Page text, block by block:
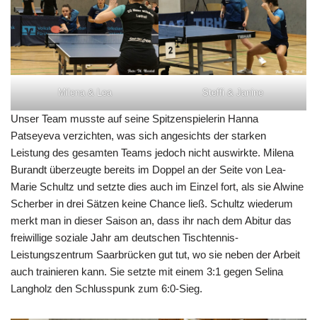
Milena & Lea Steffi & Janine
Unser Team musste auf seine Spitzenspielerin Hanna
Patseyeva verzichten, was sich angesichts der starken
Leistung des gesamten Teams jedoch nicht auswirkte. Milena
Burandt überzeugte bereits im Doppel an der Seite von Lea-
Marie Schultz und setzte dies auch im Einzel fort, als sie Alwine
Scherber in drei Sätzen keine Chance ließ. Schultz wiederum
merkt man in dieser Saison an, dass ihr nach dem Abitur das
freiwillige soziale Jahr am deutschen Tischtennis-
Leistungszentrum Saarbrücken gut tut, wo sie neben der Arbeit
auch trainieren kann. Sie setzte mit einem 3:1 gegen Selina
Langholz den Schlusspunk zum 6:0-Sieg.